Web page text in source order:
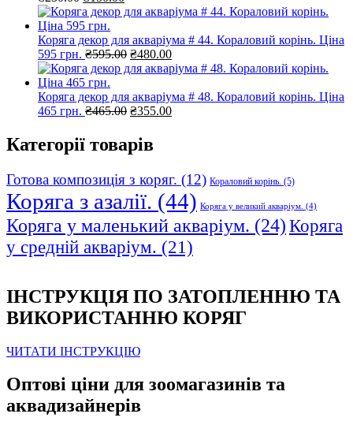
ціна:
₴230.00.
ціна:
Коряга декор для акваріума # 44. Кораловий корінь. Ціна
595 грн. ₴595.00 Оригінальна
ціна:
₴480.00Поточна
ціна:
Коряга декор для акваріума # 48. Кораловий корінь. Ціна
465 грн. ₴465.00 Оригінальна
₴465.00.
₴355.00Поточна
Категорії товарів
Готова композиція з коряг. (12) Кораловий корінь. (5)
Коряга з азалії. (44) Коряга у великий акваріум. (4)
Коряга у маленький акваріум. (24)Коряга
у средній акваріум. (21)
ІНСТРУКЦІЯ ПО ЗАТОПЛЕННЮ ТА
ВИКОРИСТАННЮ КОРЯГ
ЧИТАТИ ІНСТРУКЦІЮ
Оптові ціни для зоомагазинів та
аквадизайнерів